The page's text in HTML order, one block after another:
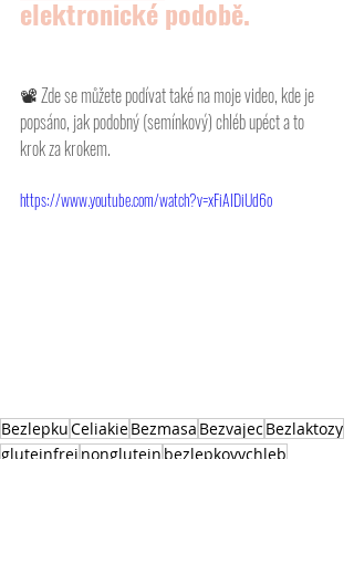
elektronické podobě.
📽 Zde se můžete podívat také na moje video, kde je
popsáno, jak podobný (semínkový) chléb upéct a to
krok za krokem.
https://www.youtube.com/watch?v=xFiAIDiUd6o
BezlepkuCeliakieBezmasa Bezvajec Bezlaktozy
gluteinfrei nonglutein bezlepkovychleb